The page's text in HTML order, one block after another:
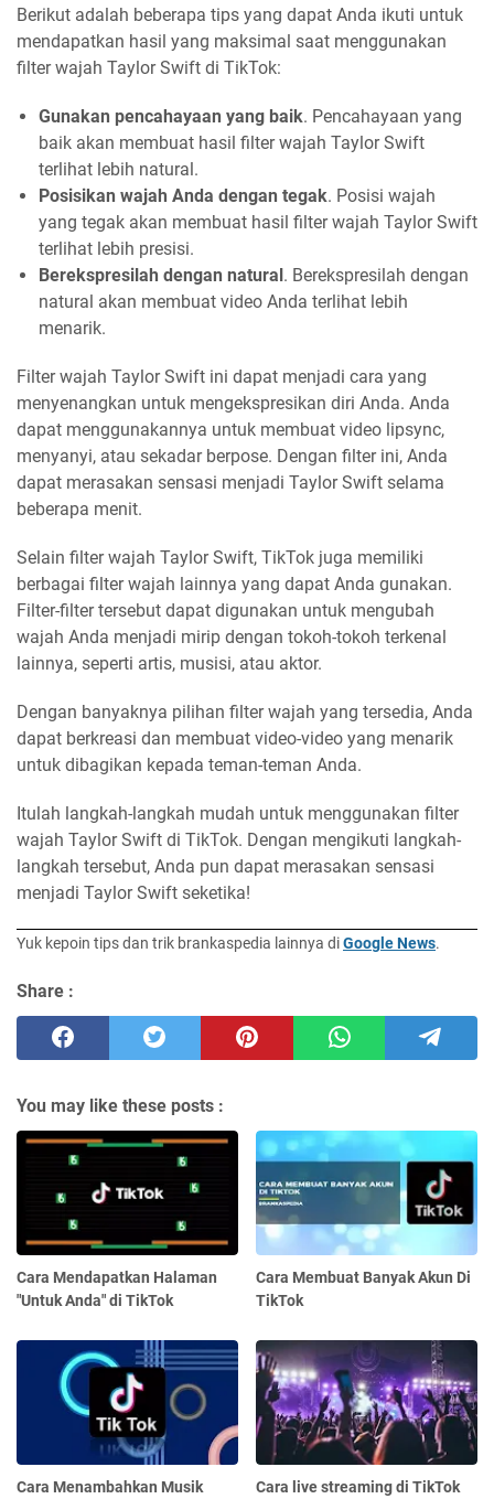
Berikut adalah beberapa tips yang dapat Anda ikuti untuk
mendapatkan hasil yang maksimal saat menggunakan
filter wajah Taylor Swift di TikTok:
Gunakan pencahayaan yang baik. Pencahayaan yang
baik akan membuat hasil filter wajah Taylor Swift
terlihat lebih natural.
Posisikan wajah Anda dengan tegak. Posisi wajah
yang tegak akan membuat hasil filter wajah Taylor Swift
terlihat lebih presisi.
Berekspresilah dengan natural . Berekspresilah dengan
natural akan membuat video Anda terlihat lebih
menarik.
Filter wajah Taylor Swift ini dapat menjadi cara yang
menyenangkan untuk mengekspresikan diri Anda. Anda
dapat menggunakannya untuk membuat video lipsync,
menyanyi, atau sekadar berpose. Dengan filter ini, Anda
dapat merasakan sensasi menjadi Taylor Swift selama
beberapa menit.
Selain filter wajah Taylor Swift, TikTok juga memiliki
berbagai filter wajah lainnya yang dapat Anda gunakan.
Filter-filter tersebut dapat digunakan untuk mengubah
wajah Anda menjadi mirip dengan tokoh-tokoh terkenal
lainnya, seperti artis, musisi, atau aktor.
Dengan banyaknya pilihan filter wajah yang tersedia, Anda
dapat berkreasi dan membuat video-video yang menarik
untuk dibagikan kepada teman-teman Anda.
Itulah langkah-langkah mudah untuk menggunakan filter
wajah Taylor Swift di TikTok. Dengan mengikuti langkah-
langkah tersebut, Anda pun dapat merasakan sensasi
menjadi Taylor Swift seketika!
Yuk kepoin tips dan trik brankaspedia lainnya diGoogle News.
Share :
You may like these posts :
Cara Mendapatkan Halaman
"Untuk Anda" di TikTok
Cara Membuat Banyak Akun Di
TikTok
Cara Menambahkan Musik
Cara live streaming di TikTok